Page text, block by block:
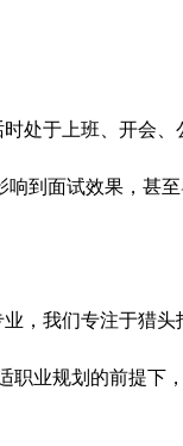
处于上班、开会
到面试效果，甚
，我们专注于猎
业规划的前提下